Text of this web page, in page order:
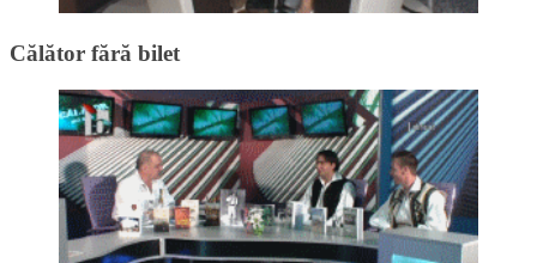
Călător fără bilet